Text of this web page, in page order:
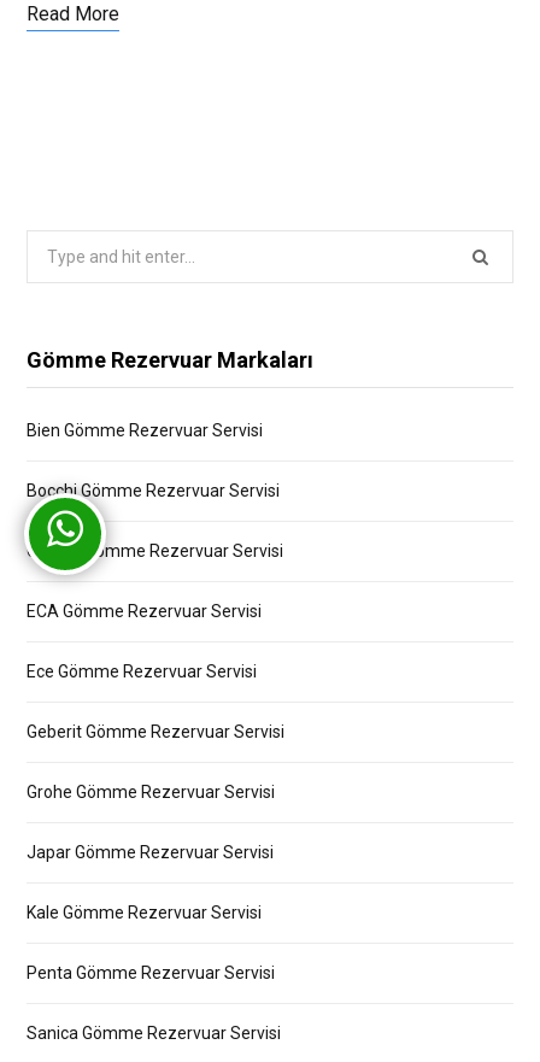
Read More
Gömme Rezervuar Markaları
Bien Gömme Rezervuar Servisi
Bocchi Gömme Rezervuar Servisi
Creavit Gömme Rezervuar Servisi
ECA Gömme Rezervuar Servisi
Ece Gömme Rezervuar Servisi
Geberit Gömme Rezervuar Servisi
Grohe Gömme Rezervuar Servisi
Japar Gömme Rezervuar Servisi
Kale Gömme Rezervuar Servisi
Penta Gömme Rezervuar Servisi
Sanica Gömme Rezervuar Servisi